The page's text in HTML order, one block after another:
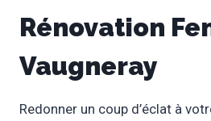
Rénovation
Vaugneray
Redonner un coup d’éclat à